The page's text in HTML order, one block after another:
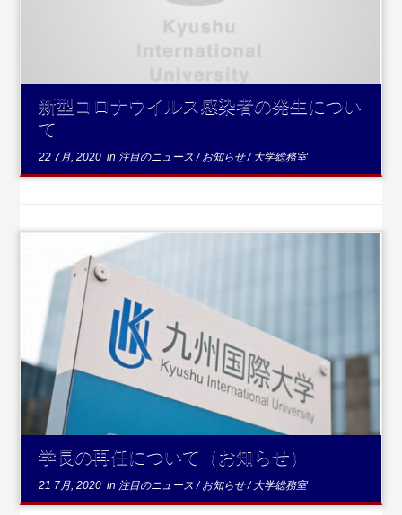
新型コロナウイルス感染者の発生につい
て
22 7月, 2020 in 注目のニュース/お知らせ/ 大学総務室
...続きを読む
学長の再任について（お知らせ）
21 7月, 2020 in 注目のニュース/お知らせ/ 大学総務室